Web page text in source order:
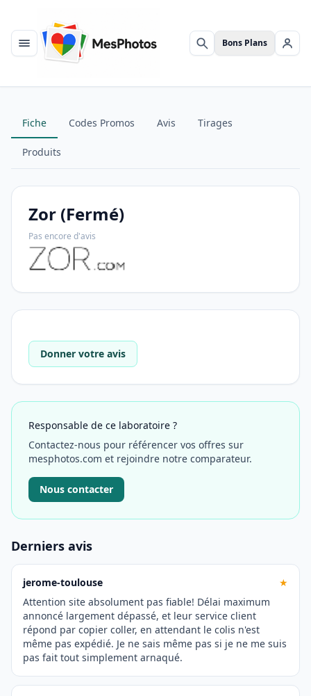
Menu Rechercher
Bons Plans Se
Fiche Codes Promos Avis Tirages
Produits
Zor (Fermé)
Pas encore d'avis
Donner votre avis
Responsable de ce laboratoire ?
Contactez-nous pour référencer vos offres sur
mesphotos.com et rejoindre notre comparateur.
Nous contacter
Derniers avis
jerome-toulouse
★
Attention site absolument pas fiable! Délai maximum
annoncé largement dépassé, et leur service client
répond par copier coller, en attendant le colis n'est
même pas expédié. Je ne sais même pas si je ne me suis
pas fait tout simplement arnaqué.